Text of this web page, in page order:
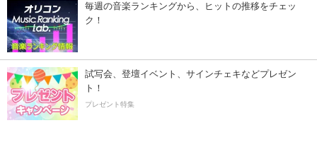
毎週の音楽ランキングから、ヒットの推移をチェッ
ク！
試写会、登壇イベント、サインチェキなどプレゼン
ト！
プレゼント特集